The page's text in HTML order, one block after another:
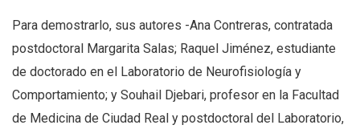
Para demostrarlo, sus autores -Ana Contreras, contratada
postdoctoral Margarita Salas; Raquel Jiménez, estudiante
de doctorado en el Laboratorio de Neurofisiología y
Comportamiento; y Souhail Djebari, profesor en la Facultad
de Medicina de Ciudad Real y postdoctoral del Laboratorio,